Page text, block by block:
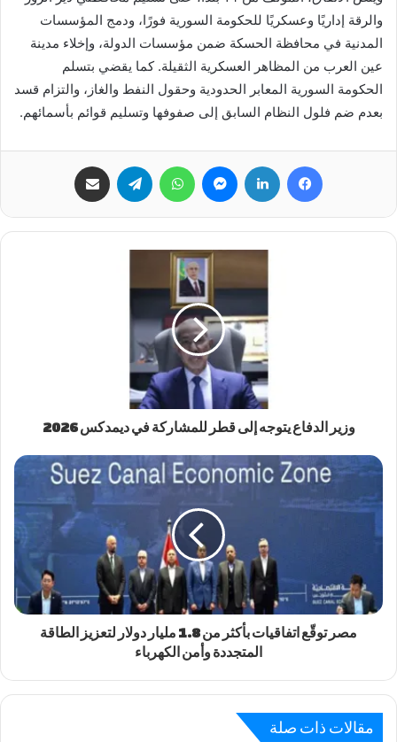
والرقة إداريًا وعسكريًا للحكومة السورية فورًا، ودمج المؤسسات
المدنية في محافظة الحسكة ضمن مؤسسات الدولة، وإخلاء مدينة
عين العرب من المظاهر العسكرية الثقيلة. كما يقضي بتسلم
الحكومة السورية المعابر الحدودية وحقول النفط والغاز، والتزام قسد
بعدم ضم فلول النظام السابق إلى صفوفها وتسليم قوائم بأسمائهم.
فيسبوك لينكدإن ماسنجر واتساب تيلقرام
وزير الدفاع يتوجه إلى قطر للمشاركة في ديمدكس 2026
مصر توقّع اتفاقيات بأكثر من 1.8 مليار دولار لتعزيز الطاقة
المتجددة وأمن الكهرباء
مقالات ذات صلة